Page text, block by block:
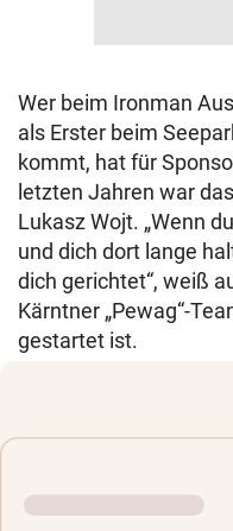
Wer beim Ironman
als Erster beim
kommt, hat für
letzten Jahren war
Lukasz Wojt. „Wenn
und dich dort lange
dich gerichtet“, weiß
Kärntner „Pewag“-
gestartet ist.